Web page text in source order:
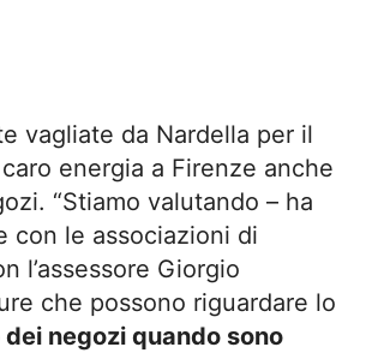
vagliate da Nardella per il
energia a Firenze anche
“Stiamo valutando – ha
con le associazioni di
l’assessore Giorgio
che possono riguardare lo
negozi quando sono